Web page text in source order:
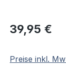
Regulärer Preis:
39,95 €
Preise inkl.